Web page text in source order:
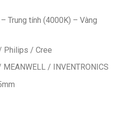
Trung tính (4000K) – Vàng
Philips / Cree
/ INVENTRONICS